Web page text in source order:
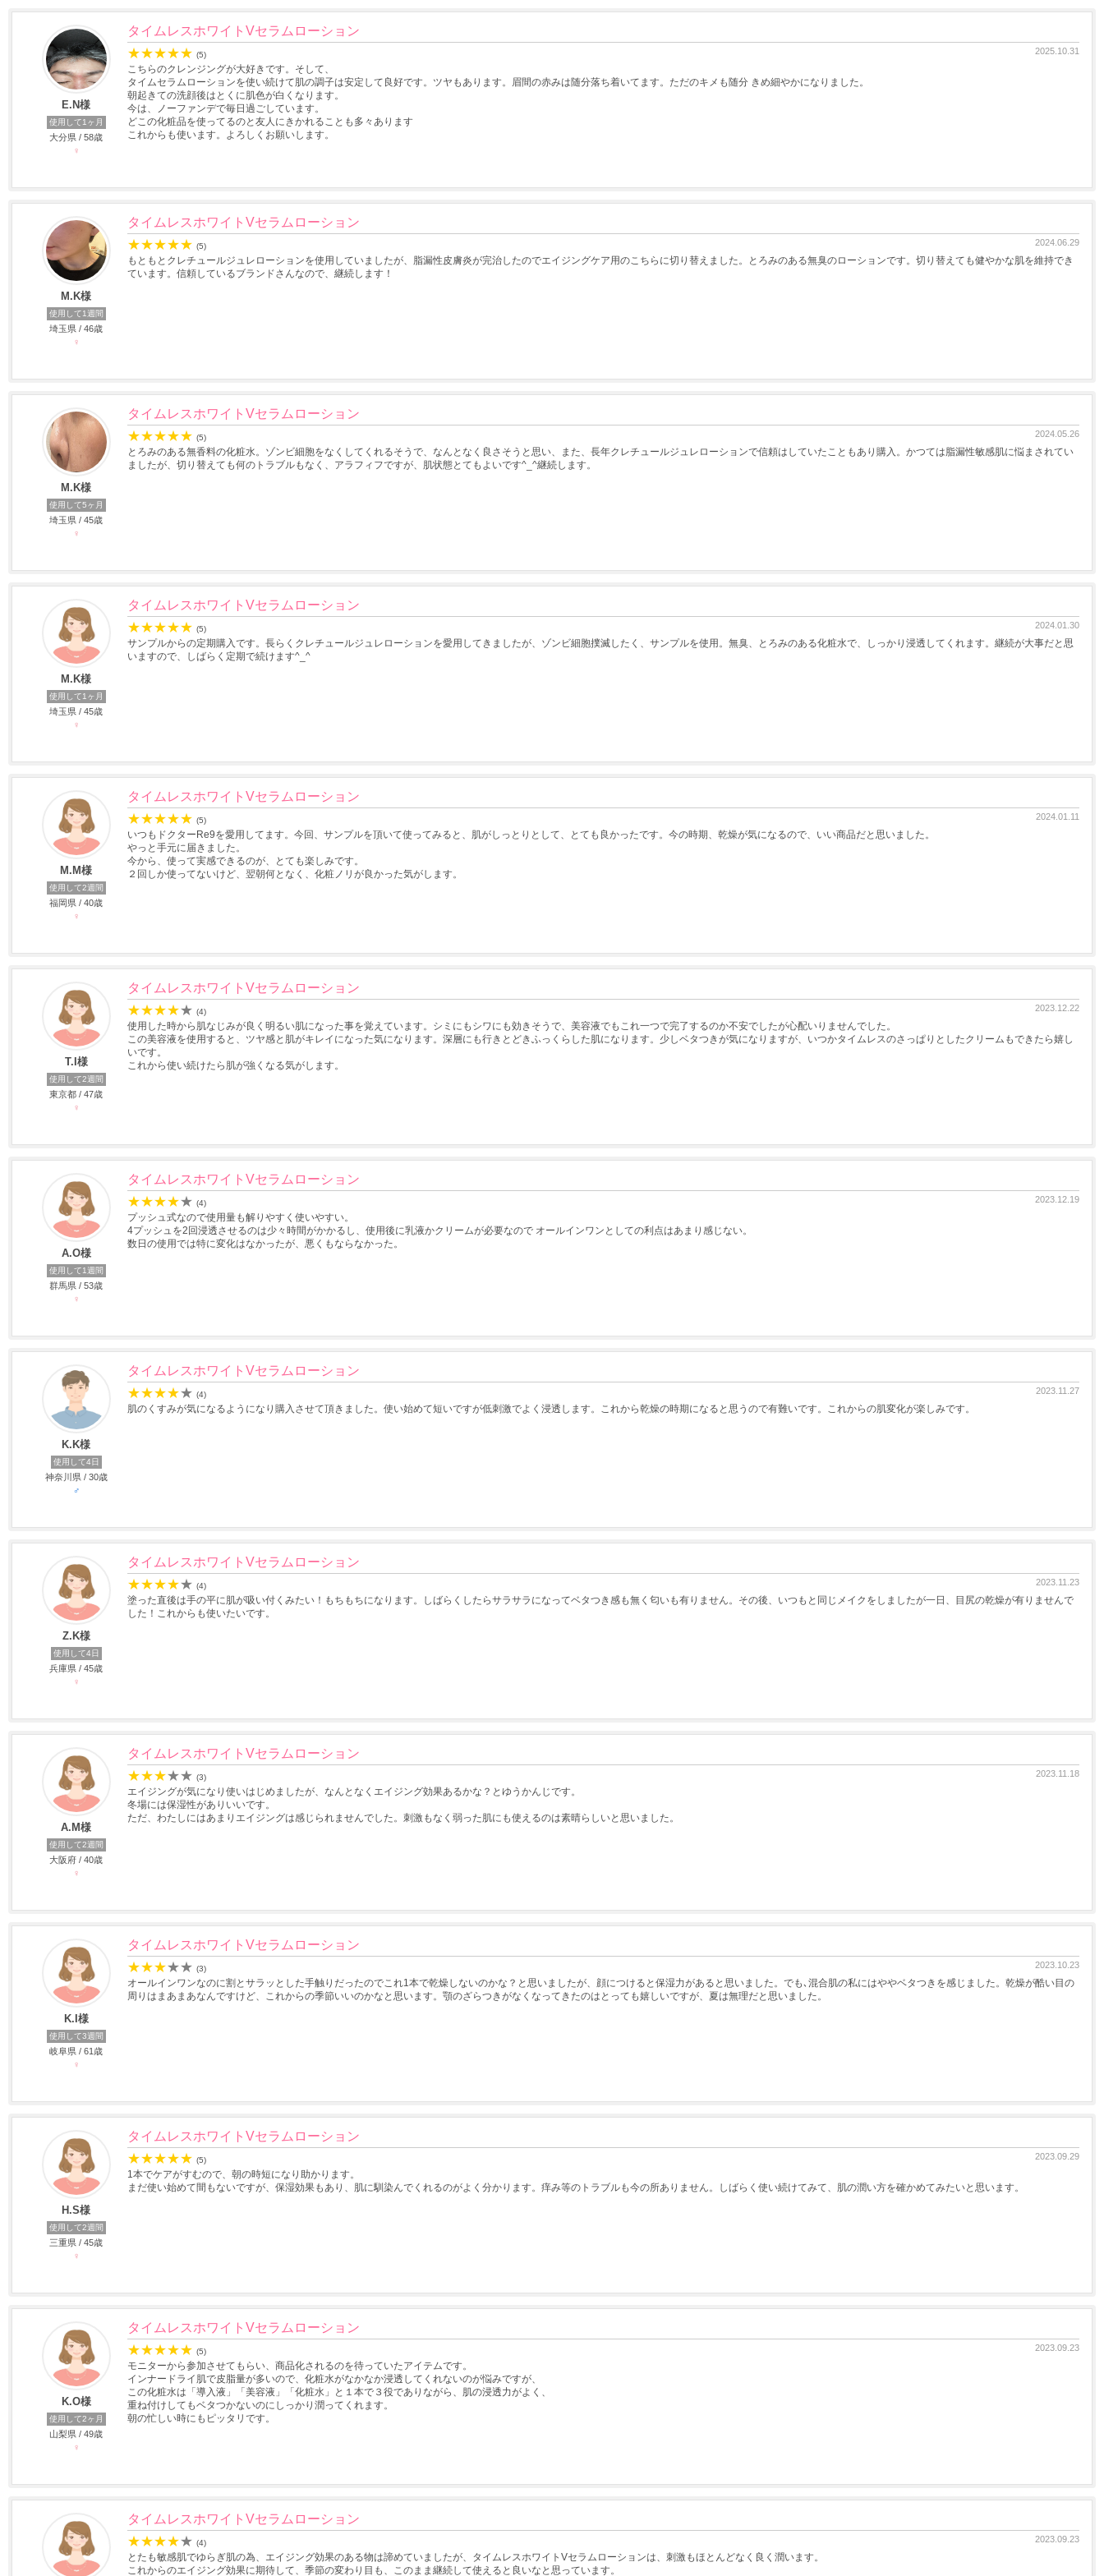
E.N様
使用して1ヶ月
大分県 / 58歳
♀
タイムレスホワイトVセラムローション
★★★★★ (5) 2025.10.31
こちらのクレンジングが大好きです。そして、
タイムセラムローションを使い続けて肌の調子は安定して良好です。ツヤもあります。眉間の赤みは随分落ち着いてます。ただのキメも随分 きめ細やかになりました。
朝起きての洗顔後はとくに肌色が白くなります。
今は、ノーファンデで毎日過ごしています。
どこの化粧品を使ってるのと友人にきかれることも多々あります
これからも使います。よろしくお願いします。
M.K様
使用して1週間
埼玉県 / 46歳
♀
タイムレスホワイトVセラムローション
★★★★★ (5) 2024.06.29
もともとクレチュールジュレローションを使用していましたが、脂漏性皮膚炎が完治したのでエイジングケア用のこちらに切り替えました。とろみのある無臭のローションです。切り替えても健やかな肌を維持でき
ています。信頼しているブランドさんなので、継続します！
M.K様
使用して5ヶ月
埼玉県 / 45歳
♀
タイムレスホワイトVセラムローション
★★★★★ (5) 2024.05.26
とろみのある無香料の化粧水。ゾンビ細胞をなくしてくれるそうで、なんとなく良さそうと思い、また、長年クレチュールジュレローションで信頼はしていたこともあり購入。かつては脂漏性敏感肌に悩まされてい
ましたが、切り替えても何のトラブルもなく、アラフィフですが、肌状態とてもよいです^_^継続します。
M.K様
使用して1ヶ月
埼玉県 / 45歳
♀
タイムレスホワイトVセラムローション
★★★★★ (5) 2024.01.30
サンプルからの定期購入です。長らくクレチュールジュレローションを愛用してきましたが、ゾンビ細胞撲滅したく、サンプルを使用。無臭、とろみのある化粧水で、しっかり浸透してくれます。継続が大事だと思
いますので、しばらく定期で続けます^_^
M.M様
使用して2週間
福岡県 / 40歳
♀
タイムレスホワイトVセラムローション
★★★★★ (5) 2024.01.11
いつもドクターRe9を愛用してます。今回、サンプルを頂いて使ってみると、肌がしっとりとして、とても良かったです。今の時期、乾燥が気になるので、いい商品だと思いました。
やっと手元に届きました。
今から、使って実感できるのが、とても楽しみです。
２回しか使ってないけど、翌朝何となく、化粧ノリが良かった気がします。
T.I様
使用して2週間
東京都 / 47歳
♀
タイムレスホワイトVセラムローション
★★★★★ (4) 2023.12.22
使用した時から肌なじみが良く明るい肌になった事を覚えています。シミにもシワにも効きそうで、美容液でもこれ一つで完了するのか不安でしたが心配いりませんでした。
この美容液を使用すると、ツヤ感と肌がキレイになった気になります。深層にも行きとどきふっくらした肌になります。少しベタつきが気になりますが、いつかタイムレスのさっぱりとしたクリームもできたら嬉し
いです。
これから使い続けたら肌が強くなる気がします。
A.O様
使用して1週間
群馬県 / 53歳
♀
タイムレスホワイトVセラムローション
★★★★★ (4) 2023.12.19
プッシュ式なので使用量も解りやすく使いやすい。
4プッシュを2回浸透させるのは少々時間がかかるし、使用後に乳液かクリームが必要なので オールインワンとしての利点はあまり感じない。
数日の使用では特に変化はなかったが、悪くもならなかった。
K.K様
使用して4日
神奈川県 / 30歳
♂
タイムレスホワイトVセラムローション
★★★★★ (4) 2023.11.27
肌のくすみが気になるようになり購入させて頂きました。使い始めて短いですが低刺激でよく浸透します。これから乾燥の時期になると思うので有難いです。これからの肌変化が楽しみです。
Z.K様
使用して4日
兵庫県 / 45歳
♀
タイムレスホワイトVセラムローション
★★★★★ (4) 2023.11.23
塗った直後は手の平に肌が吸い付くみたい！もちもちになります。しばらくしたらサラサラになってベタつき感も無く匂いも有りません。その後、いつもと同じメイクをしましたが一日、目尻の乾燥が有りませんで
した！これからも使いたいです。
A.M様
使用して2週間
大阪府 / 40歳
♀
タイムレスホワイトVセラムローション
★★★★★ (3) 2023.11.18
エイジングが気になり使いはじめましたが、なんとなくエイジング効果あるかな？とゆうかんじです。
冬場には保湿性がありいいです。
ただ、わたしにはあまりエイジングは感じられませんでした。刺激もなく弱った肌にも使えるのは素晴らしいと思いました。
K.I様
使用して3週間
岐阜県 / 61歳
♀
タイムレスホワイトVセラムローション
★★★★★ (3) 2023.10.23
オールインワンなのに割とサラッとした手触りだったのでこれ1本で乾燥しないのかな？と思いましたが、顔につけると保湿力があると思いました。でも､混合肌の私にはややベタつきを感じました。乾燥が酷い目の
周りはまあまあなんですけど、これからの季節いいのかなと思います。顎のざらつきがなくなってきたのはとっても嬉しいですが、夏は無理だと思いました。
H.S様
使用して2週間
三重県 / 45歳
♀
タイムレスホワイトVセラムローション
★★★★★ (5) 2023.09.29
1本でケアがすむので、朝の時短になり助かります。
まだ使い始めて間もないですが、保湿効果もあり、肌に馴染んでくれるのがよく分かります。痒み等のトラブルも今の所ありません。しばらく使い続けてみて、肌の潤い方を確かめてみたいと思います。
K.O様
使用して2ヶ月
山梨県 / 49歳
♀
タイムレスホワイトVセラムローション
★★★★★ (5) 2023.09.23
モニターから参加させてもらい、商品化されるのを待っていたアイテムです。
インナードライ肌で皮脂量が多いので、化粧水がなかなか浸透してくれないのが悩みですが、
この化粧水は「導入液」「美容液」「化粧水」と１本で３役でありながら、肌の浸透力がよく、
重ね付けしてもベタつかないのにしっかり潤ってくれます。
朝の忙しい時にもピッタリです。
タイムレスホワイトVセラムローション
★★★★★ (4) 2023.09.23
とたも敏感肌でゆらぎ肌の為、エイジング効果のある物は諦めていましたが、タイムレスホワイトVセラムローションは、刺激もほとんどなく良く潤います。
これからのエイジング効果に期待して、季節の変わり目も、このまま継続して使えると良いなと思っています。